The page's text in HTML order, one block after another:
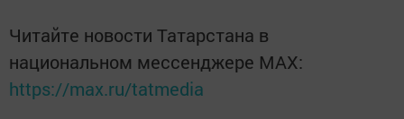
Читайте новости Татарстана в
национальном мессенджере MАХ:
https://max.ru/tatmedia